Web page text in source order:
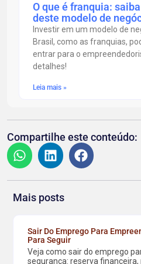
O que é franquia:
deste modelo de
Investir em um modelo de
Brasil, como as franquias,
entrar para o
detalhes!
Leia mais »
Compartilhe este conteúdo:
Mais posts
Sair Do Emprego Para
Para Seguir
Veja como sair do emprego
segurança: reserva